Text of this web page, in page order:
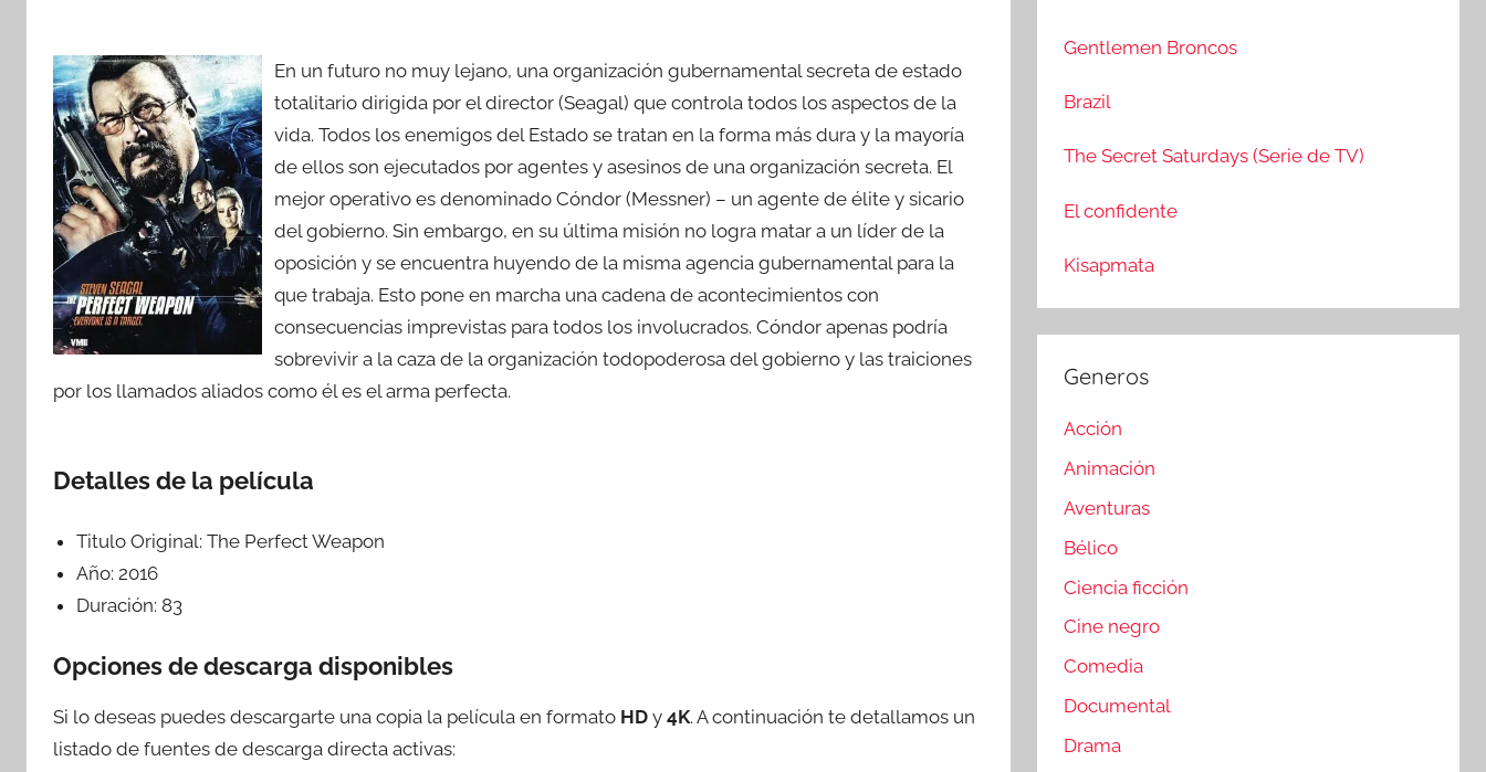
En un futuro no muy lejano, una organización gubernamental secreta de estado
totalitario dirigida por el director (Seagal) que controla todos los aspectos de la
vida. Todos los enemigos del Estado se tratan en la forma más dura y la mayoría
de ellos son ejecutados por agentes y asesinos de una organización secreta. El
mejor operativo es denominado Cóndor (Messner) – un agente de élite y sicario
del gobierno. Sin embargo, en su última misión no logra matar a un líder de la
oposición y se encuentra huyendo de la misma agencia gubernamental para la
que trabaja. Esto pone en marcha una cadena de acontecimientos con
consecuencias imprevistas para todos los involucrados. Cóndor apenas podría
sobrevivir a la caza de la organización todopoderosa del gobierno y las traiciones
por los llamados aliados como él es el arma perfecta.
Detalles de la película
Titulo Original:The Perfect Weapon
Año: 2016
Duración:83
Opciones de descarga disponibles
Si lo deseas puedes descargarte una copia la película en formato HD y 4K. A continuación te detallamos un
listado de fuentes de descarga directa activas:
:Gentlemen Broncos
Brazil
The Secret Saturdays (Serie de TV)
El confidente
Kisapmata
Generos
Acción
Animación
Aventuras
Bélico
Ciencia ficción
Cine negro
Comedia
Documental
Drama